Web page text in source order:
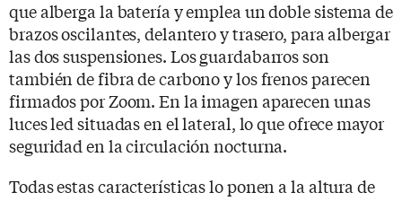
que alberga la batería y emplea un doble sistema de
brazos oscilantes, delantero y trasero, para albergar
las dos suspensiones. Los guardabarros son
también de fibra de carbono y los frenos parecen
firmados por Zoom. En la imagen aparecen unas
luces led situadas en el lateral, lo que ofrece mayor
seguridad en la circulación nocturna.
Todas estas características lo ponen a la altura de